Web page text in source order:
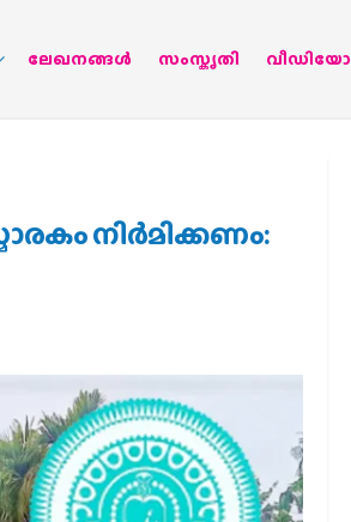
ലേഖനങ്ങള്‍ സംസ്കൃതി വീഡിയോ
നിര്‍മിക്കണം: